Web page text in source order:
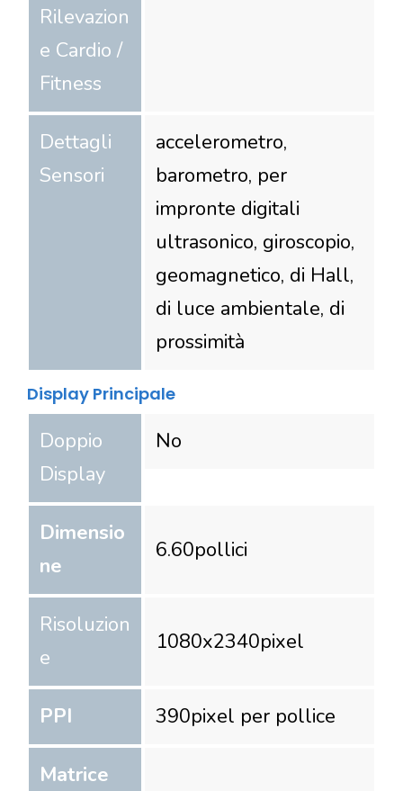
Rilevazion
e Cardio /
Fitness
Dettagli
Sensori
accelerometro,
barometro, per
impronte digitali
ultrasonico, giroscopio,
geomagnetico, di Hall,
di luce ambientale, di
prossimità
Display Principale
Doppio
Display
No
Dimensio
ne
6.60pollici
Risoluzion
e
1080x2340pixel
PPI 390pixel per pollice
Matrice